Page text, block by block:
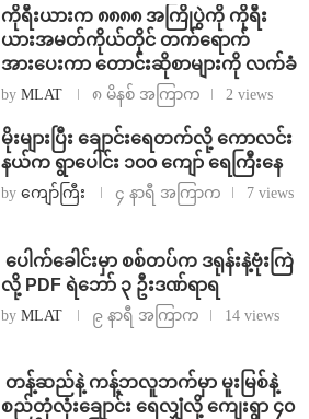
ကိုရီးယားက ၈၈၈၈ အကြိုပွဲကို ကိုရီး
ယားအမတ်ကိုယ်တိုင် တက်ရောက်
အားပေးကာ တောင်းဆိုစာများကို လက်ခံ
by MLAT ၈ မိနစ် အကြာက 2 views
⁨မိုးများပြီး ချောင်းရေတက်လို့ ကောလင်း
နယ်က ရွာပေါင်း ၁၀၀ ကျော် ရေကြီးနေ
by ကျော်ကြီး ၄ နာရီ အကြာက 7 views
⁩ ⁨ပေါက်ခေါင်းမှာ စစ်တပ်က ဒရုန်းနဲ့ဗုံးကြဲ
လို့ PDF ရဲဘော် ၃ ဦးဒဏ်ရာရ
by MLAT ၉ နာရီ အကြာက 14 views
⁩ ⁨တန့်ဆည်နဲ့ ကန့်ဘလူဘက်မှာ မူးမြစ်နဲ့
စည်တုံလုံးချောင်း ရေလျှံလို့ ကျေးရွာ ၄၀